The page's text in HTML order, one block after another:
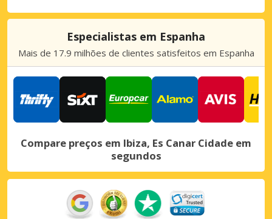
Especialistas em Espanha
Mais de 17.9 milhões de clientes satisfeitos em Espanha
Compare preços em Ibiza, Es Canar Cidade em
segundos